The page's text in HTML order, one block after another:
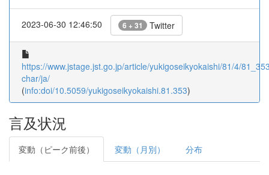
2023-06-30 12:46:50 6 + 31 Twitter
https://www.jstage.jst.go.jp/article/yukigoseikyokaishi/81/4/
char/ja/
(info:doi/10.5059/yukigoseikyokaishi.81.353)
言及状況
変動（ピーク前後） 変動（月別） 分布